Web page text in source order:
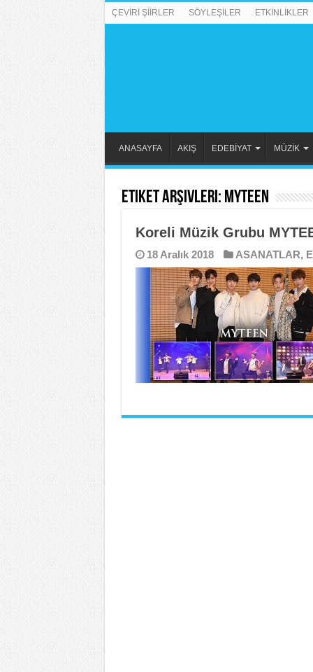
ÇEVİRİ ŞİİRLER SÖYLEŞİLER ETKİNLİKLER
ANASAYFA AKIŞ EDEBİYAT MÜZİK
Etiket Arşivleri: MYTEEN
Koreli Müzik Grubu
18 Aralık 2018 ASANATLAR,